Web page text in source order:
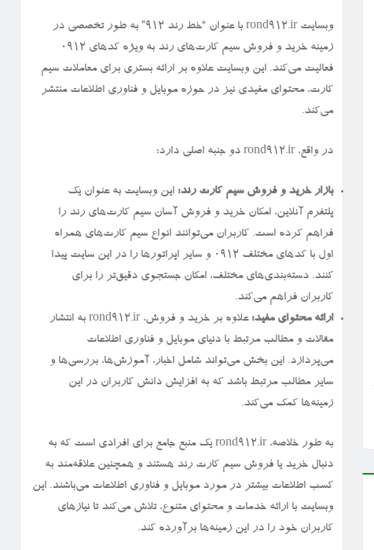
وبسایت rond912.ir با عنوان “خط رند ۹۱۲” به طور تخصصی در
زمینه خرید و فروش سیم کارت‌های رند به ویژه کدهای ۰۹۱۲
فعالیت می‌کند. این وبسایت علاوه بر ارائه بستری برای معاملات سیم
کارت، محتوای مفیدی نیز در حوزه موبایل و فناوری اطلاعات منتشر
می‌کند.
در واقع، rond912.ir دو جنبه اصلی دارد:
بازار خرید و فروش سیم کارت رند: این وبسایت به عنوان یک
پلتفرم آنلاین، امکان خرید و فروش آسان سیم کارت‌های رند را
فراهم کرده است. کاربران می‌توانند انواع سیم کارت‌های همراه
اول با کدهای مختلف ۰۹۱۲ و سایر اپراتورها را در این سایت پیدا
کنند. دسته‌بندی‌های مختلف، امکان جستجوی دقیق‌تر را برای
کاربران فراهم می‌کند.
ارائه محتوای مفید:
علاوه بر خرید و فروش، rond912.ir به انتشار
مقالات و مطالب مرتبط با دنیای موبایل و فناوری اطلاعات
می‌پردازد. این بخش می‌تواند شامل اخبار، آموزش‌ها، بررسی‌ها و
سایر مطالب مرتبط باشد که به افزایش دانش کاربران در این
زمینه‌ها کمک می‌کند.
به طور خلاصه، rond912.ir یک منبع جامع برای افرادی است که به
دنبال خرید یا فروش سیم کارت رند هستند و همچنین علاقه‌مند به
کسب اطلاعات بیشتر در مورد موبایل و فناوری اطلاعات می‌باشند. این
وبسایت با ارائه خدمات و محتوای متنوع، تلاش می‌کند تا نیازهای
کاربران خود را در این زمینه‌ها برآورده کند.